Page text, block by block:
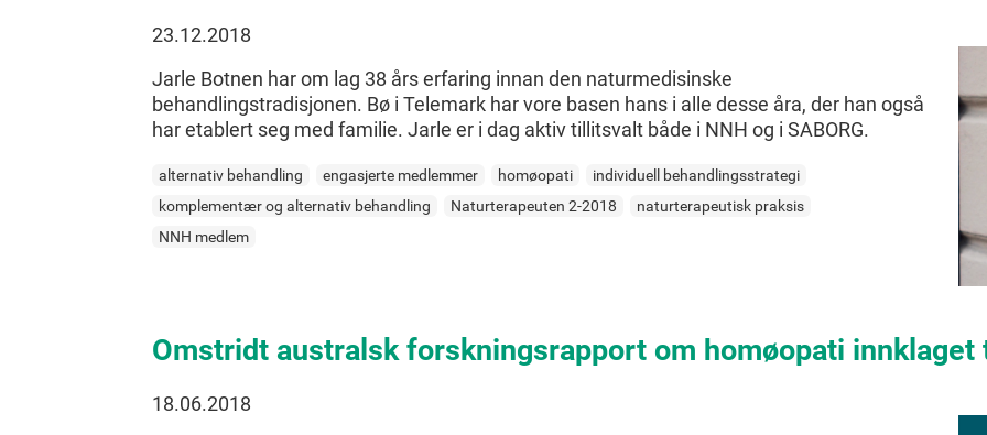
23.12.2018
Jarle Botnen har om lag 38 års erfaring innan den naturmedisinske
behandlingstradisjonen. Bø i Telemark har vore basen hans i alle desse åra, der han også
har etablert seg med familie. Jarle er i dag aktiv tillitsvalt både i NNH og i SABORG.
alternativ behandling engasjerte medlemmer homøopati
individuell behandlingsstrategi
komplementær og alternativ behandling
Naturterapeuten 2-2018
naturterapeutisk praksis
NNH medlem
Omstridt australsk forskningsrapport om homøopati innklaget
18.06.2018